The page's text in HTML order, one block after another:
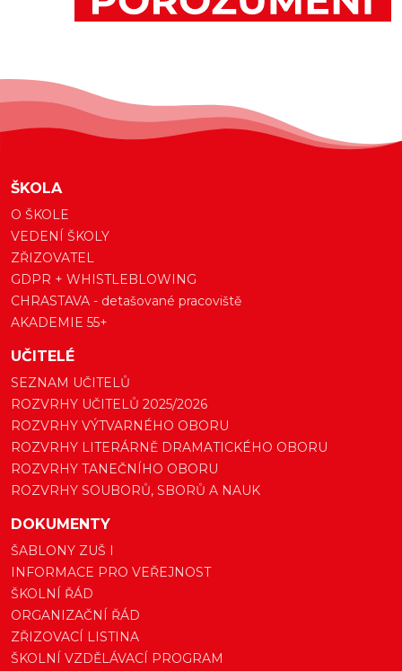
ŠKOLA
O ŠKOLE
VEDENÍ ŠKOLY
ZŘIZOVATEL
GDPR + WHISTLEBLOWING
CHRASTAVA - detašované pracoviště
AKADEMIE 55+
UČITELÉ
SEZNAM UČITELŮ
ROZVRHY UČITELŮ 2025/2026
ROZVRHY VÝTVARNÉHO OBORU
ROZVRHY LITERÁRNĚ DRAMATICKÉHO OBORU
ROZVRHY TANEČNÍHO OBORU
ROZVRHY SOUBORŮ, SBORŮ A NAUK
DOKUMENTY
ŠABLONY ZUŠ I
INFORMACE PRO VEŘEJNOST
ŠKOLNÍ ŘÁD
ORGANIZAČNÍ ŘÁD
ZŘIZOVACÍ LISTINA
ŠKOLNÍ VZDĚLÁVACÍ PROGRAM